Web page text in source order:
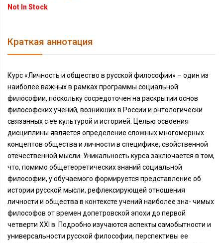
Not In Stock
Краткая аннотация
Курс «Личность и общество в русской философии» – один из
наиболее важных в рамках программы социальной
философии, поскольку сосредоточен на раскрытии основ
философских учений, возникших в России и онтологически
связанных с ее культурой и историей. Целью освоения
дисциплины является определение сложных многомерных
концептов общества и личности в специфике, свойственной
отечественной мысли. Уникальность курса заключается в том,
что, помимо общетеоретических знаний социальной
философии, у обучаемого формируется представление об
истории русской мысли, рефлексирующей отношения
личности и общества в контексте учений наиболее зна- чимых
философов от времен допетровской эпохи до первой
четверти XXI в. Подробно изучаются аспекты самобытности и
универсальности русской философии, перспективы ее